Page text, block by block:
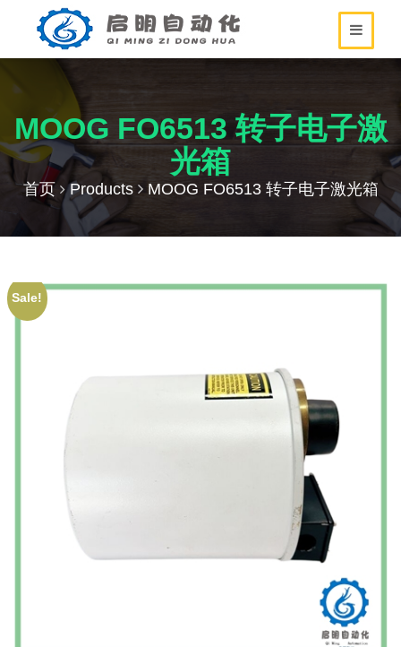
MOOG FO6513 转子电子激
光箱
首页 Products MOOG FO6513 转子电子激光箱
Sale!